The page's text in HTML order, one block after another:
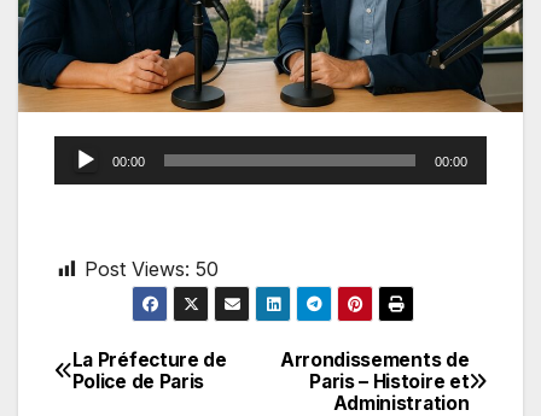
Audio
Player
00:00 00:00
Post Views: 50
Post
Arrondissements de
Paris – Histoire et
Administration
La Préfecture de
Police de Paris